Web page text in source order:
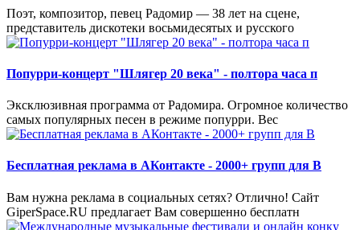
Поэт, композитор, певец Радомир — 38 лет на сцене,
представитель дискотеки восьмидесятых и русского
Попурри-концерт "Шлягер 20 века" - полтора часа п
Эксклюзивная программа от Радомира. Огромное количество
самых популярных песен в режиме попурри. Вес
Бесплатная реклама в АКонтакте - 2000+ групп для В
Вам нужна реклама в социальных сетях? Отлично! Сайт
GiperSpace.RU предлагает Вам совершенно бесплатн